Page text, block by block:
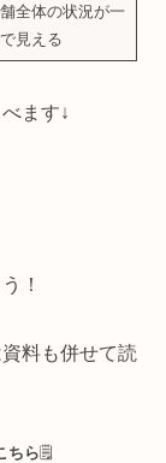
全体の状況が一
見える
ます↓
！
料も併せて読
ちら🗒️